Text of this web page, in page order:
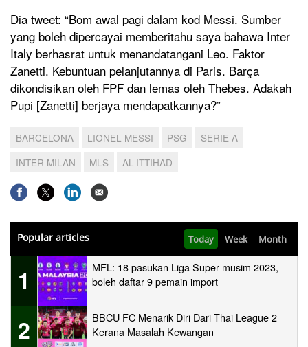
Dia tweet: “Bom awal pagi dalam kod Messi. Sumber
yang boleh dipercayai memberitahu saya bahawa Inter
Italy berhasrat untuk menandatangani Leo. Faktor
Zanetti. Kebuntuan pelanjutannya di Paris. Barça
dikondisikan oleh FPF dan lemas oleh Thebes. Adakah
Pupi [Zanetti] berjaya mendapatkannya?”
BARCELONA LIONEL MESSI PSG
SERIE A
INTER MILAN
MLS AL-ITTIHAD
Popular articles Today Week Month
1
MFL: 18 pasukan Liga Super musim 2023,
boleh daftar 9 pemain import
2
BBCU FC Menarik Diri Dari Thai League 2
Kerana Masalah Kewangan